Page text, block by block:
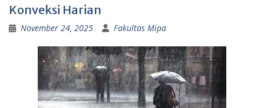
Konveksi Harian
November 24, 2025 Fakultas Mipa